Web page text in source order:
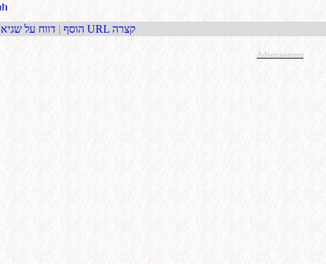
הוסף | דווח על קבל כתובת URL קצרה
Advertisement